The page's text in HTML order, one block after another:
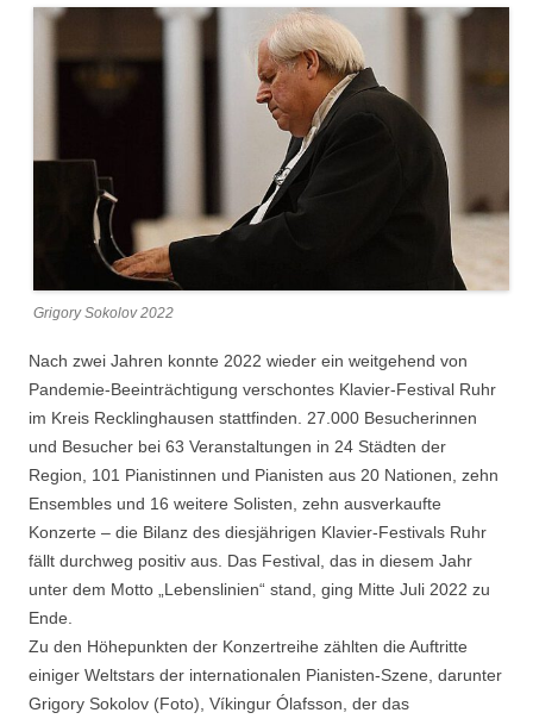
Grigory Sokolov 2022
Nach zwei Jahren konnte 2022 wieder ein weitgehend von
Pandemie-Beeinträchtigung verschontes Klavier-Festival Ruhr
im Kreis Recklinghausen stattfinden. 27.000 Besucherinnen
und Besucher bei 63 Veranstaltungen in 24 Städten der
Region, 101 Pianistinnen und Pianisten aus 20 Nationen, zehn
Ensembles und 16 weitere Solisten, zehn ausverkaufte
Konzerte – die Bilanz des diesjährigen Klavier-Festivals Ruhr
fällt durchweg positiv aus. Das Festival, das in diesem Jahr
unter dem Motto „Lebenslinien“ stand, ging Mitte Juli 2022 zu
Ende.
Zu den Höhepunkten der Konzertreihe zählten die Auftritte
einiger Weltstars der internationalen Pianisten-Szene, darunter
Grigory Sokolov (Foto), Víkingur Ólafsson, der das